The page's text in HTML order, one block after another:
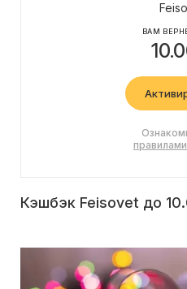
ВАМ
Кэшбэк Feisovet до